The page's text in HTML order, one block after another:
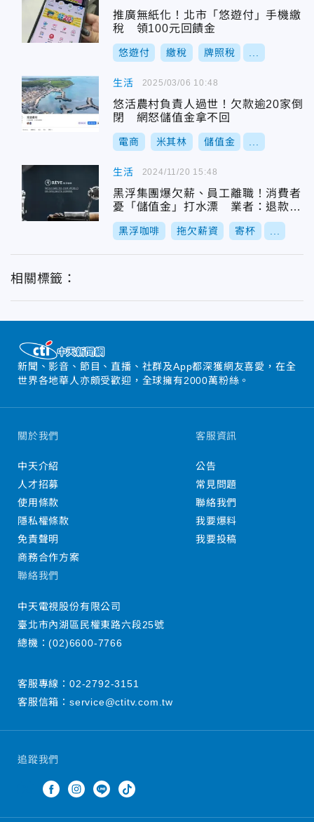
推廣無紙化！北市「悠遊付」手機繳
稅 領100元回饋金
悠遊付 繳稅 牌照稅
生活
悠活農村負責人過世！欠款逾20家倒
閉 網怒儲值金拿不回
電商 米其林 儲值金
2025/03/06 10:48
生活
黑浮集團爆欠薪、員工離職！消費者
憂「儲值金」打水漂 業者：退款可
洽總部
黑浮咖啡 拖欠薪資 寄杯
2024/11/20 15:48
相關標籤：
新聞、影音、節目、直播、社群及App都深獲網友喜愛，在全
世界各地華人亦頗受歡迎，全球擁有2000萬粉絲。
追蹤我們
關於我們
中天介紹
人才招募
使用條款
隱私權條款
免責聲明
商務合作方案
客服資訊
公告
常見問題
聯絡我們
我要爆料
我要投稿
聯絡我們
中天電視股份有限公司
臺北市內湖區民權東路六段25號
總機：(02)6600-7766
客服專線： 02-2792-3151
客服信箱： service@ctitv.com.tw